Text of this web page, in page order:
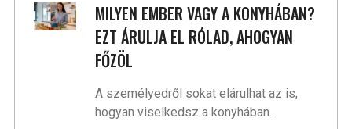
MILYEN EMBER VAGY A KONYHÁBAN?
EZT ÁRULJA EL RÓLAD, AHOGYAN
FŐZÖL
A személyedről sokat elárulhat az is,
hogyan viselkedsz a konyhában.